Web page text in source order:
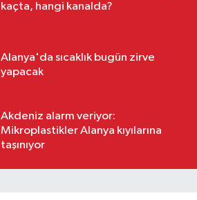
kaçta, hangi kanalda?
Alanya'da sıcaklık bugün zirve
yapacak
Akdeniz alarm veriyor:
Mikroplastikler Alanya kıyılarına
taşınıyor